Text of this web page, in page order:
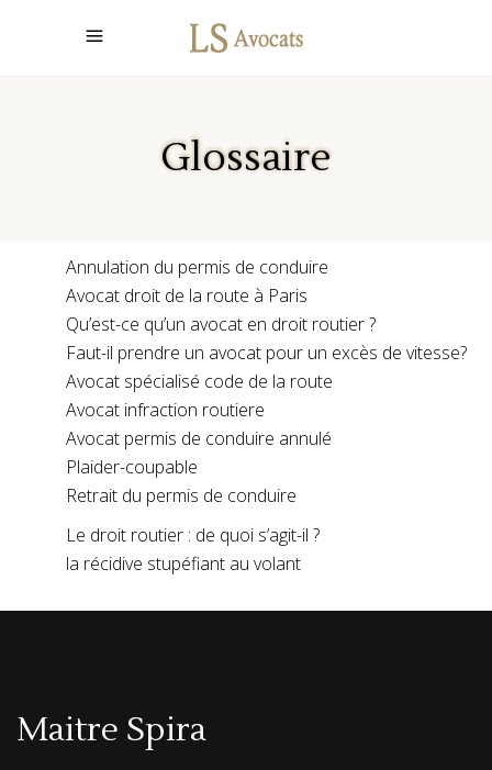
Glossaire
Annulation du permis de conduire
Avocat droit de la route à Paris
Qu’est-ce qu’un avocat en droit routier ?
Faut-il prendre un avocat pour un excès de vitesse?
Avocat spécialisé code de la route
Avocat infraction routiere
Avocat permis de conduire annulé
Plaider-coupable
Retrait du permis de conduire
Le droit routier : de quoi s’agit-il ?
la récidive stupéfiant au volant
Maitre Spira